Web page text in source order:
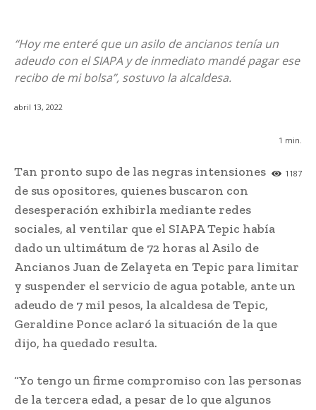
“Hoy me enteré que un asilo de ancianos tenía un
adeudo con el SIAPA y de inmediato mandé pagar ese
recibo de mi bolsa”, sostuvo la alcaldesa.
abril 13, 2022
1 min.
1187
Tan pronto supo de las negras intensiones
de sus opositores, quienes buscaron con
desesperación exhibirla mediante redes
sociales, al ventilar que el SIAPA Tepic había
dado un ultimátum de 72 horas al Asilo de
Ancianos Juan de Zelayeta en Tepic para limitar
y suspender el servicio de agua potable, ante un
adeudo de 7 mil pesos, la alcaldesa de Tepic,
Geraldine Ponce aclaró la situación de la que
dijo, ha quedado resulta.
“Yo tengo un firme compromiso con las personas
de la tercera edad, a pesar de lo que algunos